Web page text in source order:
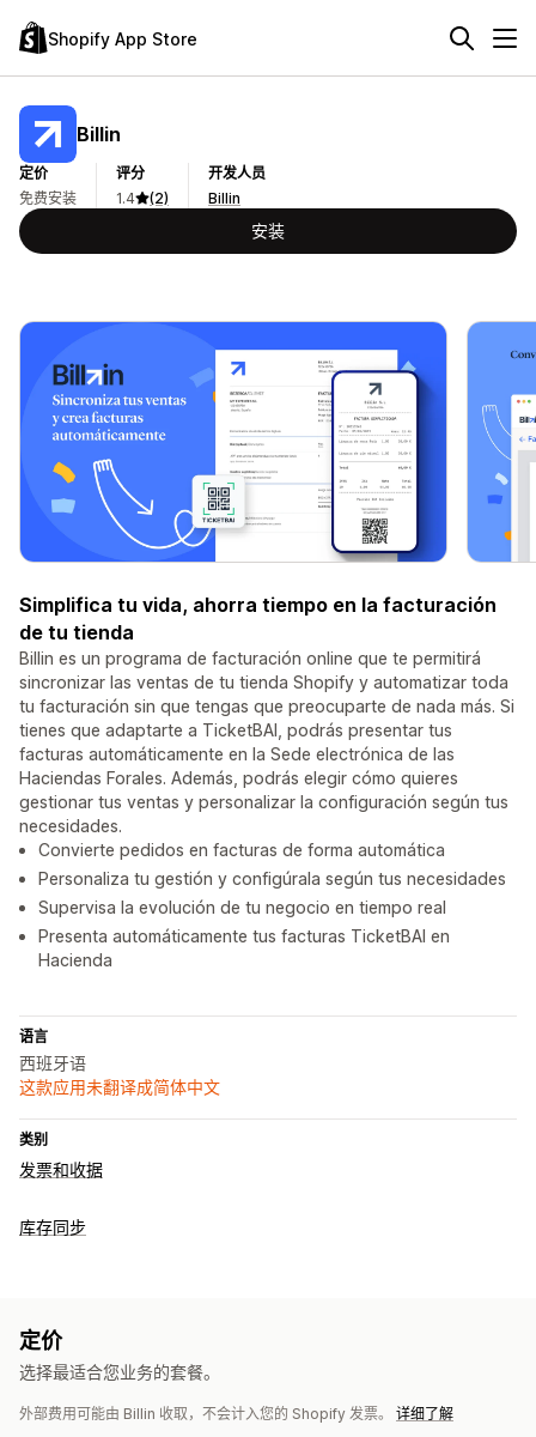
Shopify App Store
Billin
定价
免费安装
评分
1.4
(2)
开发人员
Billin
安装
Simplifica tu vida, ahorra tiempo en la facturación
de tu tienda
Billin es un programa de facturación online que te permitirá
sincronizar las ventas de tu tienda Shopify y automatizar toda
tu facturación sin que tengas que preocuparte de nada más. Si
tienes que adaptarte a TicketBAI, podrás presentar tus
facturas automáticamente en la Sede electrónica de las
Haciendas Forales. Además, podrás elegir cómo quieres
gestionar tus ventas y personalizar la configuración según tus
necesidades.
Convierte pedidos en facturas de forma automática
Personaliza tu gestión y configúrala según tus necesidades
Supervisa la evolución de tu negocio en tiempo real
Presenta automáticamente tus facturas TicketBAI en
Hacienda
语言
西班牙语
这款应用未翻译成简体中文
类别
发票和收据
库存同步
定价
选择最适合您业务的套餐。
外部费用可能由 Billin 收取，不会计入您的 Shopify 发票。 详细了解